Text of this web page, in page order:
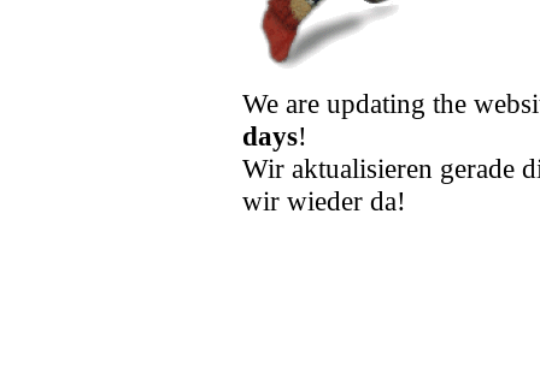
We are updating the
days!
Wir aktualisieren gerade
wir wieder da!